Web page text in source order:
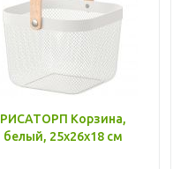
РИСАТОРП Корзина,
белый, 25x26x18 см